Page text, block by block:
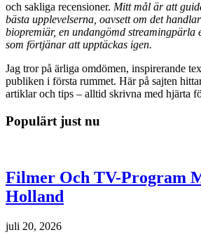
och sakliga recensioner. Mitt mål är att
bästa upplevelserna, oavsett om det
biopremiär, en undangömd streamingpärla
som förtjänar att upptäckas igen.
Jag tror på ärliga omdömen, inspirerande
publiken i första rummet. Här på sajten
artiklar och tips – alltid skrivna med hjärta
Populärt just nu
Filmer Och TV-Program
Holland
juli 20, 2026